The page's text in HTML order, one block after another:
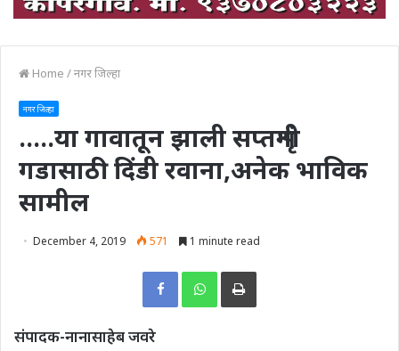
Home /नगर जिल्हा
नगर जिल्हा
…..या गावातून झाली सप्तशृंगी
गडासाठी दिंडी रवाना,अनेक भाविक
सामील
December 4, 2019 571 1 minute read
Print
संपादक-नानासाहेब जवरे